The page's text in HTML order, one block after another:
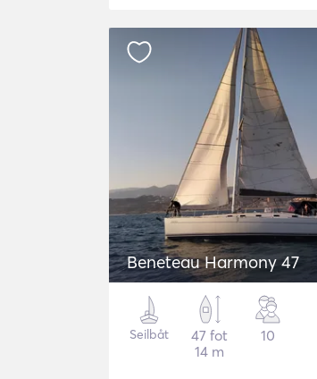
Beneteau Harmony 47
Seilbåt
47 fot
14 m
10